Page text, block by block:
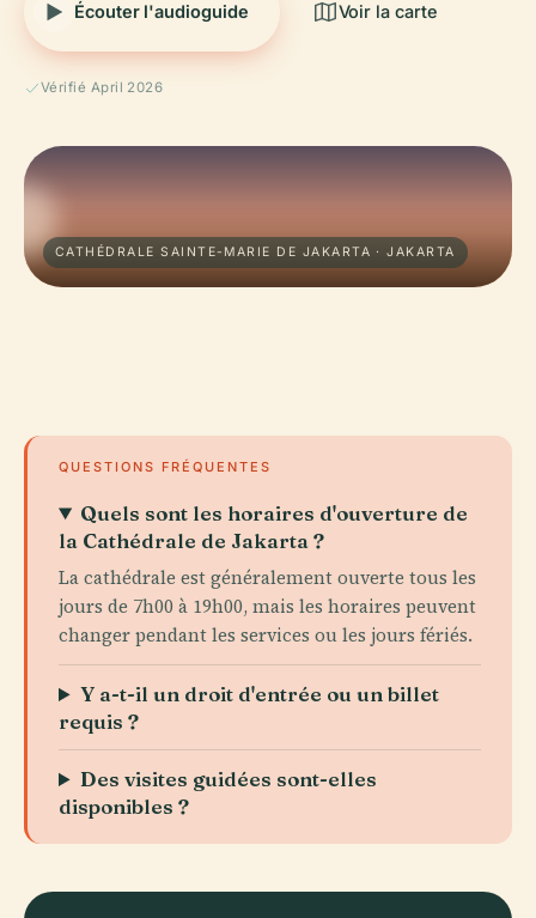
Écouter l'audioguide Voir la carte
Vérifié April 2026
CATHÉDRALE SAINTE-MARIE DE JAKARTA · JAKARTA
QUESTIONS FRÉQUENTES
Quels sont les horaires d'ouverture de
la Cathédrale de Jakarta ?
La cathédrale est généralement ouverte tous les
jours de 7h00 à 19h00, mais les horaires peuvent
changer pendant les services ou les jours fériés.
Y a-t-il un droit d'entrée ou un billet
requis ?
Des visites guidées sont-elles
disponibles ?